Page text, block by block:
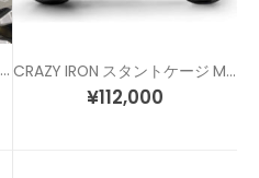
CRAZY IRON サブケージ MT-09 トレーサー / GT (15-20) CRAZY IRON スタントケージ MT-09 (21-) / XSR900 (22-)
¥112,000